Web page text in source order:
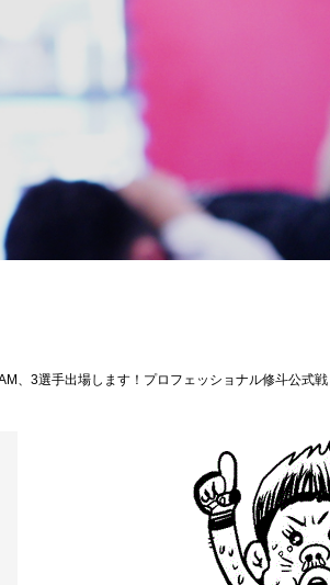
プロフェッショナル修斗公式戦 フェザー級 5分2R岡田 達磨（SAI-GYM）vsメイヘム和成（パラエストラ小岩）プロフェッショナル修斗公式戦 フェザー級5分2R小林 孝秀（ファイティングラボ新潟）vs平澤 克明（飛翔塾）プロフェッショナル修斗公式戦 フェザー級5分2R長濱 靖（ピロクテテス新潟）vs櫻庭 泰裕（GFG/ANSWER FIGHT）プロフェッショナル修斗公式戦 ライト級5分2R伊集 守道（THEパラエストラ沖縄）vs畑田 智洋（ピロクテテス新潟）プロフェッショナル修斗公式戦 フライ級5分2R若山 達也（THEパラエストラ沖縄）vs社長 THE HIGHBALL（T・GRIP TOKYO）越後風神MMAルール バンタム級5分2R小川スパルタン博史（飛翔塾）vsJAM（THEパラエストラ沖縄）越後風神MMAルール フェ